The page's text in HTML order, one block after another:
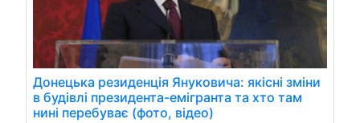
Донецька резиденція Януковича: якісні зміни
в будівлі президента-емігранта та хто там
нині перебуває (фото, відео)